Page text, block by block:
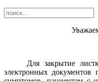
Для закрытие
электронных документов